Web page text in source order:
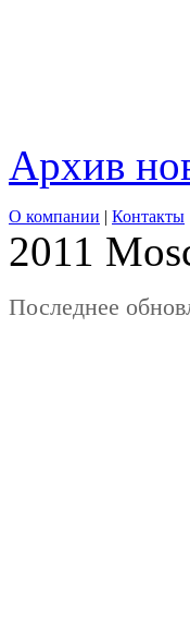
Архив
О компании | Контакты
2011
Последнее